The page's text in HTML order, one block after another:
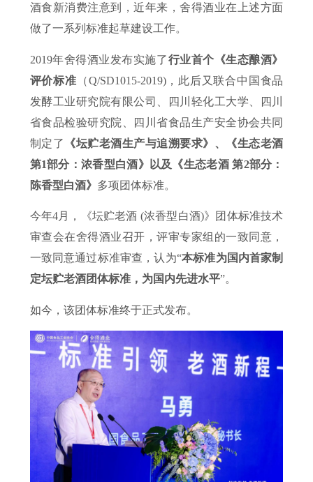
酒食新消费注意到，近年来，舍得酒业在上述方面
做了一系列标准起草建设工作。
2019年舍得酒业发布实施了行业首个《生态酿酒》
评价标准 （Q/SD1015-2019)，此后又联合中国食品
发酵工业研究院有限公司、四川轻化工大学、四川
省食品检验研究院、四川省食品生产安全协会共同
制定了
《坛贮老酒生产与追溯要求》、《生态老酒
第1部分：浓香型白酒》以及《生态老酒 第2部分：
陈香型白酒》 多项团体标准。
今年4月，《坛贮老酒 (浓香型白酒)》团体标准技术
审查会在舍得酒业召开，评审专家组的一致同意，
一致同意通过标准审查，认为“本标准为国内首家制
定坛贮老酒团体标准，为国内先进水平”。
如今，该团体标准终于正式发布。